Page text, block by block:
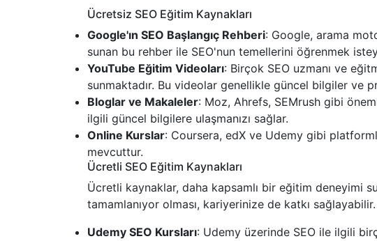
Ücretsiz SEO Eğitim Kaynakları
Google'ın SEO Başlangıç Rehberi: Google, arama
sunan bu rehber ile SEO'nun temellerini öğrenmek
YouTube Eğitim Videoları: Birçok SEO uzmanı ve
sunmaktadır. Bu videolar genellikle güncel bilgiler ve
Bloglar ve Makaleler: Moz, Ahrefs, SEMrush gibi
ilgili güncel bilgilere ulaşmanızı sağlar.
Online Kurslar: Coursera, edX ve Udemy gibi
mevcuttur.
Ücretli SEO Eğitim Kaynakları
Ücretli kaynaklar, daha kapsamlı bir eğitim deneyimi
tamamlanıyor olması, kariyerinize de katkı
Udemy SEO Kursları: Udemy üzerinde SEO ile ilgili